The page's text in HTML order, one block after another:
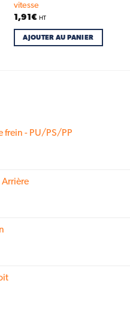
vitesse
1,91 € HT
AJOUTER AU PANIER
frein - PU/PS/PP
Arrière